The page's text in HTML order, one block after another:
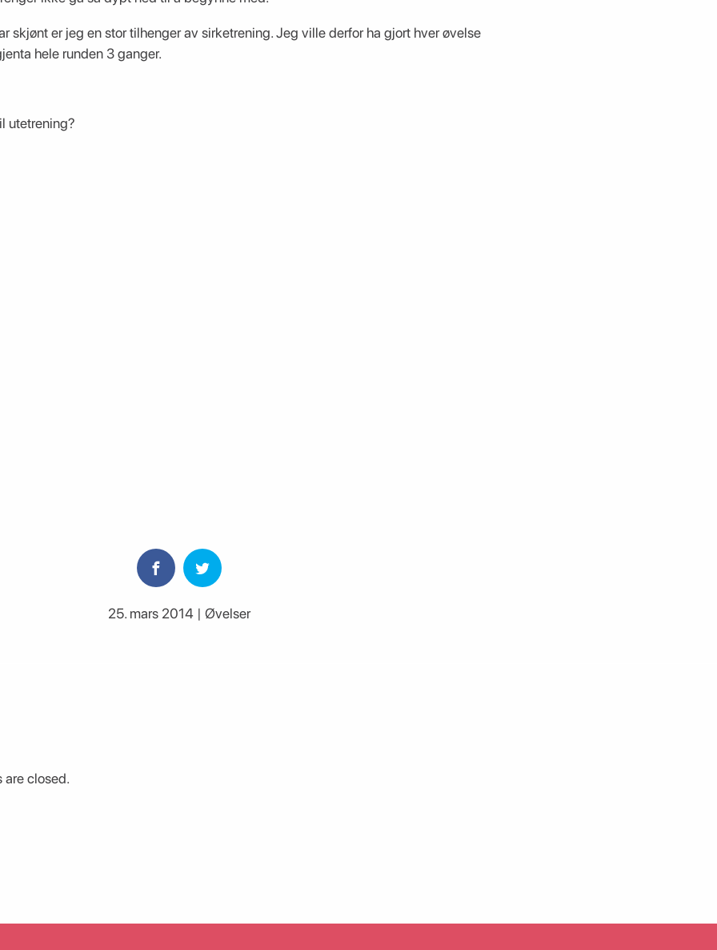
skjønt er jeg en stor tilhenger av sirketrening. Jeg ville derfor ha gjort hver øvelse
hele runden 3 ganger.
utetrening?
25. mars 2014 | Øvelser
are closed.